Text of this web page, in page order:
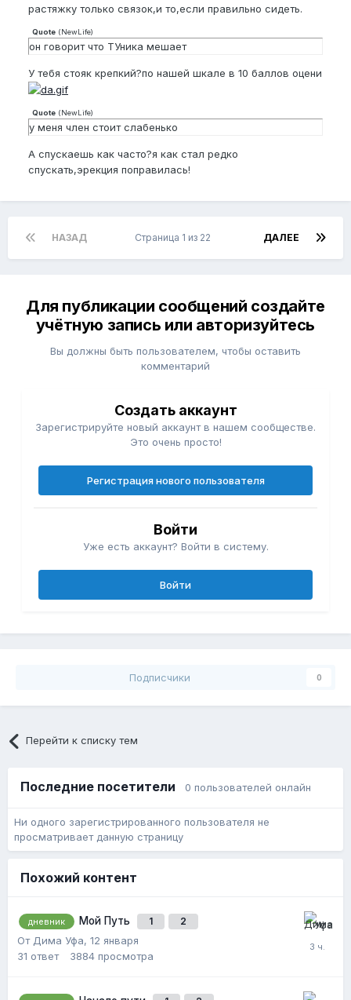
растяжку только связок,и то,если правильно сидеть.
Quote (NewLife)
он говорит что ТУника мешает
У тебя стояк крепкий?по нашей шкале в 10 баллов оцени
Quote ( NewLife)
у меня член стоит слабенько
А спускаешь как часто?я как стал редко
спускать,эрекция поправилась!
НАЗАД ДАЛЕЕ
Страница 1 из 22
Для публикации сообщений создайте
учётную запись или авторизуйтесь
Вы должны быть пользователем, чтобы оставить
комментарий
Создать аккаунт
Зарегистрируйте новый аккаунт в нашем сообществе.
Это очень просто!
Регистрация нового пользователя
Войти
Уже есть аккаунт? Войти в систему.
Войти
Подписчики 0
Перейти к списку тем
Последние посетители 0 пользователей онлайн
Ни одного зарегистрированного пользователя не
просматривает данную страницу
Похожий контент
дневник Мой Путь 1 2
От Дима Уфа, 12 января
31 ответ 3884 просмотра